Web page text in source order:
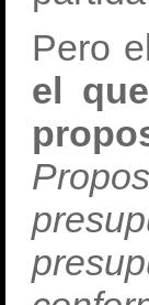
Pero
el